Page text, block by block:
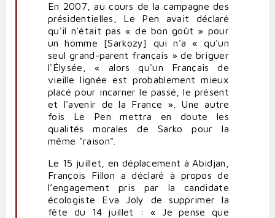
En 2007, au cours de la campagne des
présidentielles, Le Pen avait déclaré
qu'il n'était pas « de bon goût » pour
un homme [Sarkozy] qui n'a « qu'un
seul grand-parent français » de briguer
l'Élysée, « alors qu'un Français de
vieille lignée est probablement mieux
placé pour incarner le passé, le présent
et l'avenir de la France ». Une autre
fois Le Pen mettra en doute les
qualités morales de Sarko pour la
même "raison".
Le 15 juillet, en déplacement à Abidjan,
François Fillon a déclaré à propos de
l’engagement pris par la candidate
écologiste Eva Joly de supprimer la
fête du 14 juillet : « Je pense que